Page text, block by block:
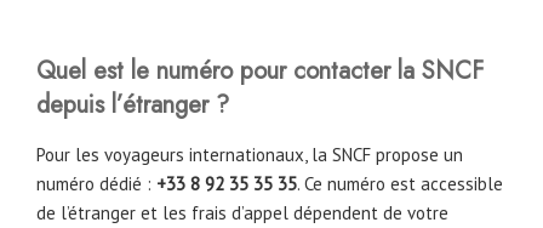
Quel est le numéro pour contacter la SNCF
depuis l’étranger ?
Pour les voyageurs internationaux, la SNCF propose un
numéro dédié : +33 8 92 35 35 35. Ce numéro est accessible
de l’étranger et les frais d’appel dépendent de votre